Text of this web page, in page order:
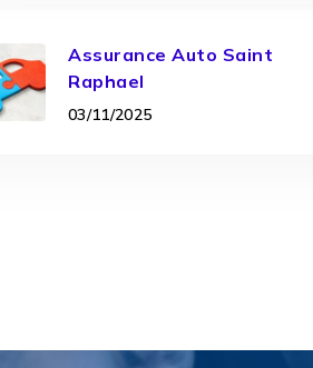
Assurance Auto Saint
Raphael
03/11/2025